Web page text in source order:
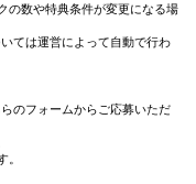
の数や特典条件が変更になる場
ては運営によって自動で行わ
のフォームからご応募いただ